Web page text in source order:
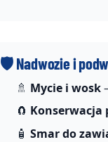
🛡️ Nadwozie i
🚿 Mycie i wosk
🧲 Konserwacja
🧴Smar do